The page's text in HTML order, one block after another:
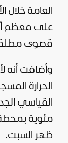
العامة خلال
على معظم
قصوى
وأضافت أنه
ظهر السبت.